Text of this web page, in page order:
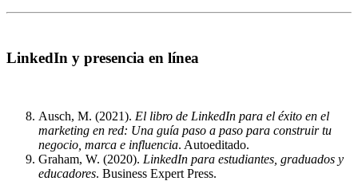
LinkedIn y presencia en línea
Ausch, M. (2021). El libro de LinkedIn para el éxito en el
marketing en red: Una guía paso a paso para construir tu
negocio, marca e influencia. Autoeditado.
Graham, W. (2020). LinkedIn para estudiantes, graduados y
educadores. Business Expert Press.